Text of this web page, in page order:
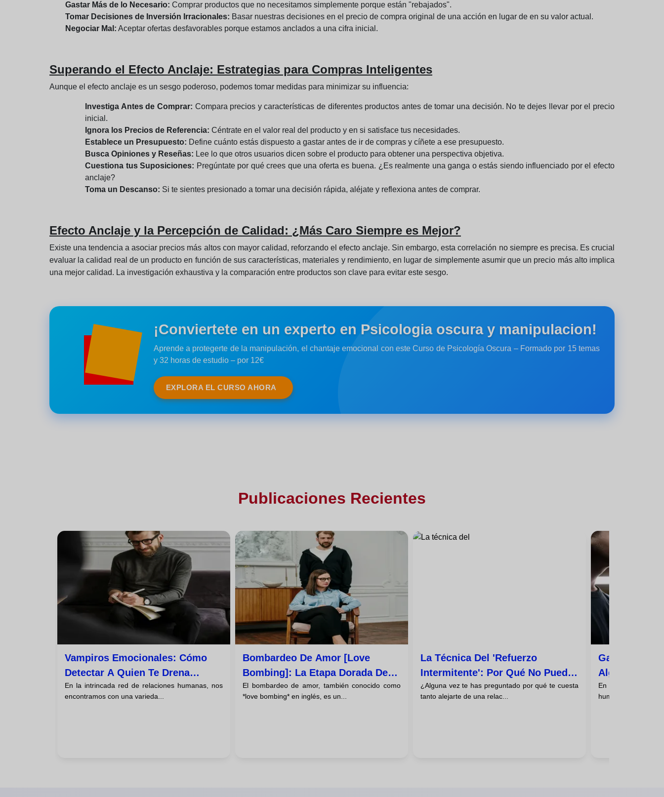
Gastar Más de lo Necesario: Comprar productos que no necesitamos simplemente porque están "rebajados".
Tomar Decisiones de Inversión Irracionales: Basar nuestras decisiones en el precio de compra original de una acción en lugar de en su valor actual.
Negociar Mal: Aceptar ofertas desfavorables porque estamos anclados a una cifra inicial.
Superando el Efecto Anclaje: Estrategias para Compras Inteligentes
Aunque el efecto anclaje es un sesgo poderoso, podemos tomar medidas para minimizar su influencia:
Investiga Antes de Comprar: Compara precios y características de diferentes productos antes de tomar una decisión. No te dejes llevar por el precio
inicial.
Ignora los Precios de Referencia: Céntrate en el valor real del producto y en si satisface tus necesidades.
Establece un Presupuesto: Define cuánto estás dispuesto a gastar antes de ir de compras y cíñete a ese presupuesto.
Busca Opiniones y Reseñas: Lee lo que otros usuarios dicen sobre el producto para obtener una perspectiva objetiva.
Cuestiona tus Suposiciones: Pregúntate por qué crees que una oferta es buena. ¿Es realmente una ganga o estás siendo influenciado por el efecto
anclaje?
Toma un Descanso: Si te sientes presionado a tomar una decisión rápida, aléjate y reflexiona antes de comprar.
Efecto Anclaje y la Percepción de Calidad: ¿Más Caro Siempre es Mejor?
Existe una tendencia a asociar precios más altos con mayor calidad, reforzando el efecto anclaje. Sin embargo, esta correlación no siempre es precisa. Es crucial
evaluar la calidad real de un producto en función de sus características, materiales y rendimiento, en lugar de simplemente asumir que un precio más alto implica
una mejor calidad. La investigación exhaustiva y la comparación entre productos son clave para evitar este sesgo.
¡Conviertete en un experto en Psicologia oscura y manipulacion!
Aprende a protegerte de la manipulación, el chantaje emocional con este Curso de Psicología Oscura – Formado por 15 temas
y 32 horas de estudio – por 12€
EXPLORA EL CURSO AHORA
Publicaciones Recientes
Vampiros Emocionales: Cómo
Detectar A Quien Te Drena
Energía Para Controlarte
En la intrincada red de relaciones humanas, nos
encontramos con una varieda...
Bombardeo De Amor [love
Bombing]: La Etapa Dorada De
La Manipulación Emocional
El bombardeo de amor, también conocido como
*love bombing* en inglés, es un...
La Técnica Del 'refuerzo
Intermitente': Por Qué No Puedes
Dejar Esa Relación Tóxica
¿Alguna vez te has preguntado por qué te cuesta
tanto alejarte de una relac...
Gaslighting:
Alguien Está
Percepción
En el intrincado
humanas, a veces